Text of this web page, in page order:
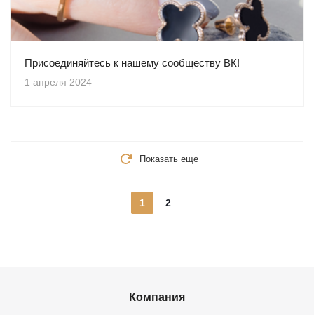
Присоединяйтесь к нашему сообществу ВК!
1 апреля 2024
Показать еще
1 2
Компания